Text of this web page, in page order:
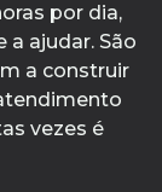
por dia,
a ajudar. São
a construir
vezes é